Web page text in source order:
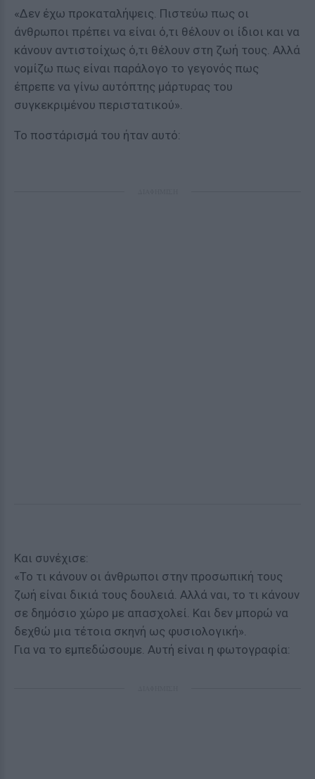
«Δεν έχω προκαταλήψεις. Πιστεύω πως οι
άνθρωποι πρέπει να είναι ό,τι θέλουν οι ίδιοι και να
κάνουν αντιστοίχως ό,τι θέλουν στη ζωή τους. Αλλά
νομίζω πως είναι παράλογο το γεγονός πως
έπρεπε να γίνω αυτόπτης μάρτυρας του
συγκεκριμένου περιστατικού».
Το ποστάρισμά του ήταν αυτό:
Και συνέχισε:
«Το τι κάνουν οι άνθρωποι στην προσωπική τους
ζωή είναι δικιά τους δουλειά. Αλλά ναι, το τι κάνουν
σε δημόσιο χώρο με απασχολεί. Και δεν μπορώ να
δεχθώ μια τέτοια σκηνή ως φυσιολογική».
Για να το εμπεδώσουμε. Αυτή είναι η φωτογραφία: